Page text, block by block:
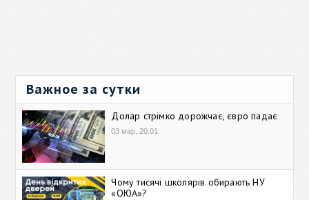
Важное за сутки
Долар стрімко дорожчає, євро падає
03 мар, 20:01
Чому тисячі школярів обирають НУ
«ОЮА»?